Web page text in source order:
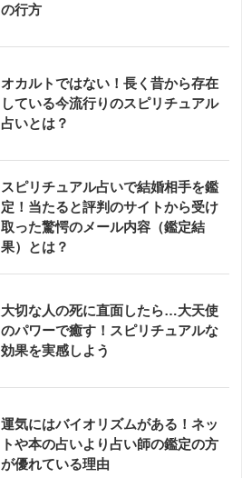
の行方
オカルトではない！長く昔から存在
している今流行りのスピリチュアル
占いとは？
スピリチュアル占いで結婚相手を鑑
定！当たると評判のサイトから受け
取った驚愕のメール内容（鑑定結
果）とは？
大切な人の死に直面したら…大天使
のパワーで癒す！スピリチュアルな
効果を実感しよう
運気にはバイオリズムがある！ネッ
トや本の占いより占い師の鑑定の方
が優れている理由